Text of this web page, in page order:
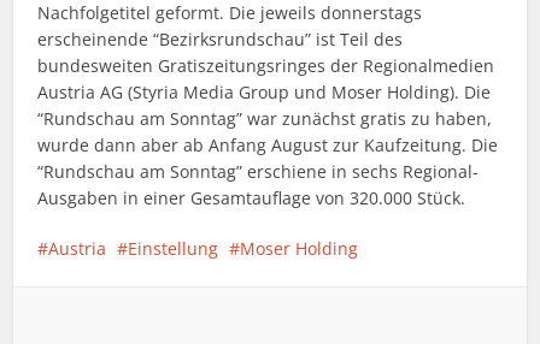
Nachfolgetitel geformt. Die jeweils donnerstags
erscheinende “Bezirksrundschau” ist Teil des
bundesweiten Gratiszeitungsringes der Regionalmedien
Austria AG (Styria Media Group und Moser Holding). Die
“Rundschau am Sonntag” war zunächst gratis zu haben,
wurde dann aber ab Anfang August zur Kaufzeitung. Die
“Rundschau am Sonntag” erschiene in sechs Regional-
Ausgaben in einer Gesamtauflage von 320.000 Stück.
Austria Einstellung Moser Holding